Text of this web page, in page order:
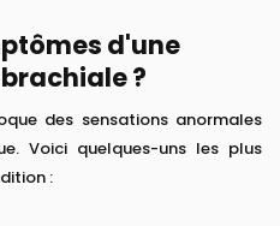
d'une
?
des sensations anormales
Voici quelques-uns les plus
: